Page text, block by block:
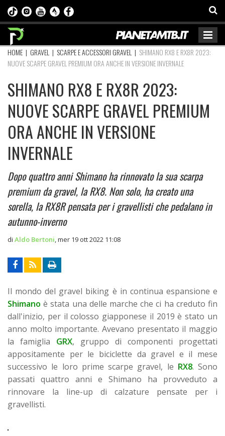
HOME | GRAVEL | SCARPE E ACCESSORI GRAVEL | SHIMANO RX8 E RX8R 2023:
NUOVE SCARPE GRAVEL PREMIUM ORA ANCHE IN VERSIONE INVERNALE
SHIMANO RX8 E RX8R 2023:
NUOVE SCARPE GRAVEL PREMIUM
ORA ANCHE IN VERSIONE
INVERNALE
Dopo quattro anni Shimano ha rinnovato la sua scarpa
premium da gravel, la RX8. Non solo, ha creato una
sorella, la RX8R pensata per i gravellisti che pedalano in
autunno-inverno
di Aldo Bertoni mer 19 ott 2022 11:08
Il mondo del gravel biking è in continua espansione e
Shimano è stata una delle marche che ci ha creduto fin
dall'inizio, per il colosso giapponese il 2019 è stato un
anno molto importante. Avevano presentato il maggio
la famiglia GRX, gruppo di componenti progettati
appositamente per le biciclette da gravel e il mese
successivo le loro prime scarpe gravel, le RX8. Sono
passati quattro anni e Shimano ha provveduto a
rinnovare la line-up di calzature pensate per i
gravellisti.